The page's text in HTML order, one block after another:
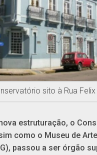
sito à Rua Felix
estruturação, o
como o Museu de
passou a ser órgão